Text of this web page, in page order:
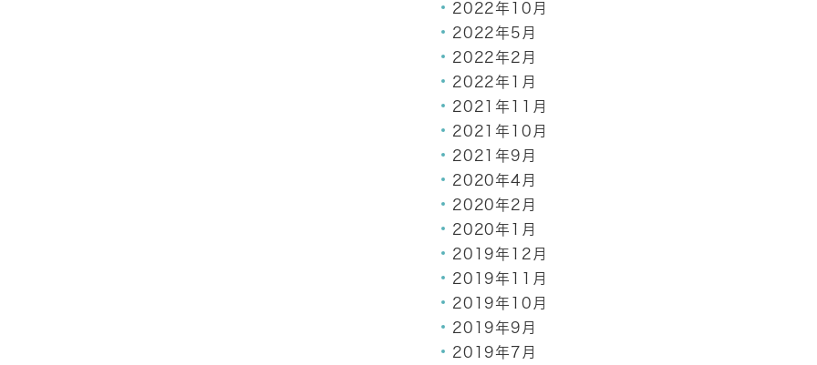
2022年10月
2022年5月
2022年2月
2022年1月
2021年11月
2021年10月
2021年9月
2020年4月
2020年2月
2020年1月
2019年12月
2019年11月
2019年10月
2019年9月
2019年7月